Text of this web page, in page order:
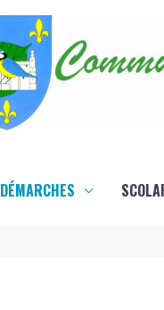
DÉMARCHES